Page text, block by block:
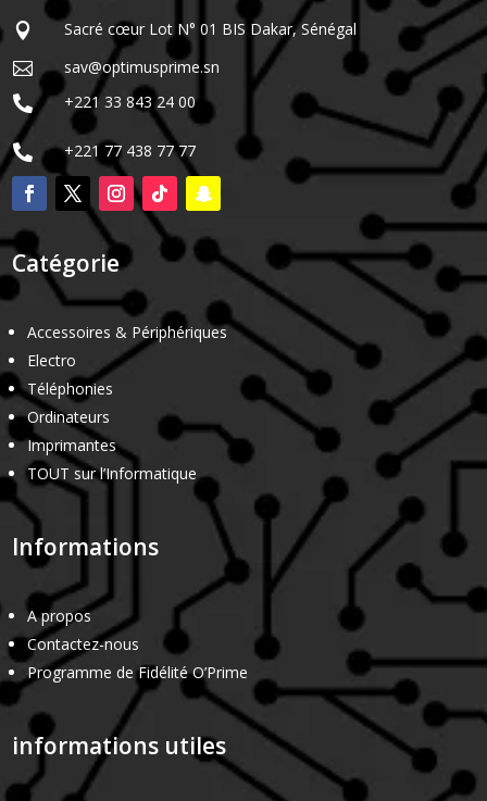
 Sacré cœur Lot N° 01 BIS Dakar, Sénégal
 sav@optimusprime.sn
 +221 33 843 24 00
 +221 77 438 77 77
Catégorie
Accessoires & Périphériques
Electro
Téléphonies
Ordinateurs
Imprimantes
TOUT sur l’Informatique
Informations
A propos
Contactez-nous
Programme de Fidélité O’Prime
informations utiles